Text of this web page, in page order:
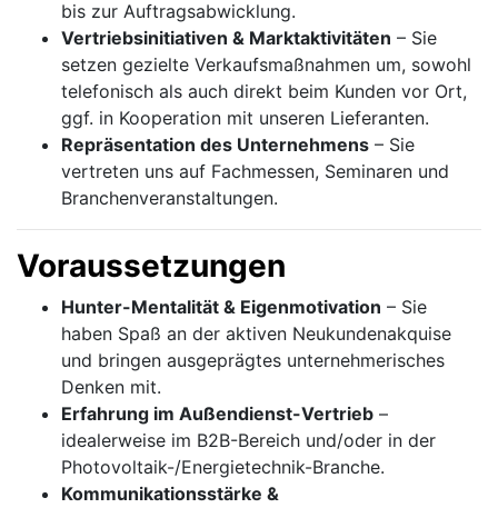
bis zur Auftragsabwicklung.
Vertriebsinitiativen & Marktaktivitäten – Sie
setzen gezielte Verkaufsmaßnahmen um, sowohl
telefonisch als auch direkt beim Kunden vor Ort,
ggf. in Kooperation mit unseren Lieferanten.
Repräsentation des Unternehmens – Sie
vertreten uns auf Fachmessen, Seminaren und
Branchenveranstaltungen.
Voraussetzungen
Hunter-Mentalität & Eigenmotivation – Sie
haben Spaß an der aktiven Neukundenakquise
und bringen ausgeprägtes unternehmerisches
Denken mit.
Erfahrung im Außendienst-Vertrieb –
idealerweise im B2B-Bereich und/oder in der
Photovoltaik-/Energietechnik-Branche.
Kommunikationsstärke &